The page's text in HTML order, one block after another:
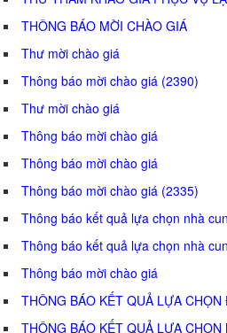
THÔNG BÁO MỜI CHÀO GIÁ
Thư mời chào giá
Thông báo mời chào giá (2390)
Thư mời chào giá
Thông báo mời chào giá
Thông báo mời chào giá
Thông báo mời chào giá (2335)
Thông báo kết quả lựa chọn nhà
Thông báo kết quả lựa chọn nhà
Thông báo mời chào giá
THÔNG BÁO KẾT QUẢ LỰA CHỌN
THÔNG BÁO KẾT QUẢ LỰA CHỌN